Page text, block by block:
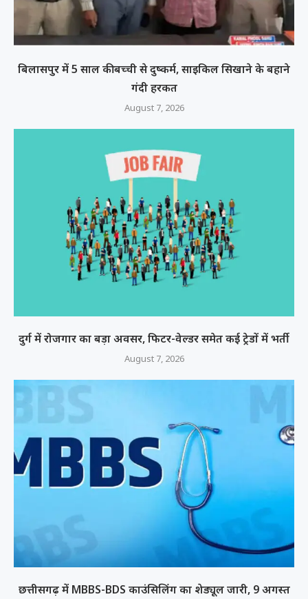
बिलासपुर में 5 साल की बच्ची से दुष्कर्म, साइकिल सिखाने के बहाने
गंदी हरकत
August 7, 2026
दुर्ग में रोजगार का बड़ा अवसर, फिटर-वेल्डर समेत कई ट्रेडों में भर्ती
August 7, 2026
छत्तीसगढ़ में MBBS-BDS काउंसिलिंग का शेड्यूल जारी, 9 अगस्त